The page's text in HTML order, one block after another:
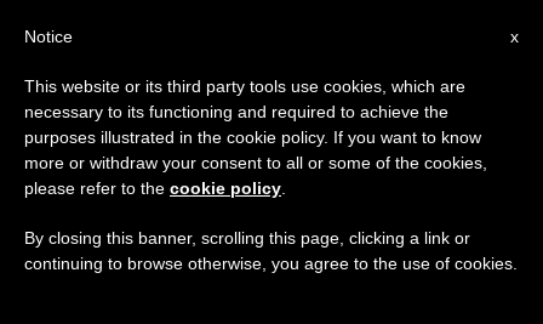
TAG
Posts Tagged
‘Camerino’
x
Notice
This website or its third party tools use cookies, which are
necessary to its functioning and required to achieve the
purposes illustrated in the cookie policy. If you want to know
more or withdraw your consent to all or some of the cookies,
please refer to the cookie policy
By closing this banner, scrolling this page, clicking a link or
continuing to browse otherwise, you agree to the use of cookies.